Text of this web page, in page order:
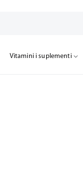
Vitamini i suplementi